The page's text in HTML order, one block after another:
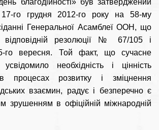
благодійності» був затверджений
го грудня 2012-го року на 58-му
Генеральної Асамблеї ООН, що
відповідній резолюції № 67/105 і
5-го вересня. Той факт, що сучасне
усвідомило необхідність і цінність
в процесах розвитку і зміцнення
взаємин, радує і безперечно є
зрушенням в офіційній міжнародній